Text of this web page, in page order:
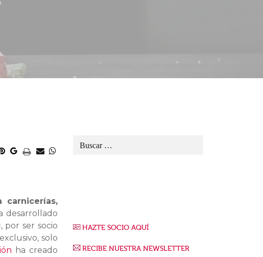
carnicerías,
desarrollado
por ser socio
solo
ha creado
HAZTE SOCIO AQUÍ
RECIBE NUESTRA NEWSLETTER